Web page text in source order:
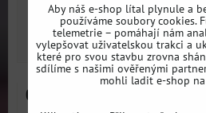
ZVOLTE VARIANTU
051831A Spodní uložení
Aby náš e-shop lítal plynule a
používáme soubory cookies.
telemetrie – pomáhají nám
vylepšovat uživatelskou trakci a
které pro svou stavbu zrovna
sdílíme s našimi ověřenými
mohli ladit e-shop